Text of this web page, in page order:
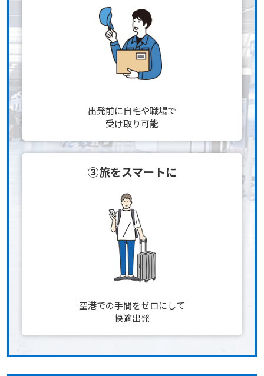
出発前に自宅や職場で
受け取り可能
③旅をスマートに
空港での手間をゼロにして
快適出発